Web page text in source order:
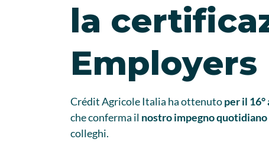
la
Employers
Crédit Agricole Italia ha ottenutoper il
che conferma il nostro impegno quotidiano
colleghi.